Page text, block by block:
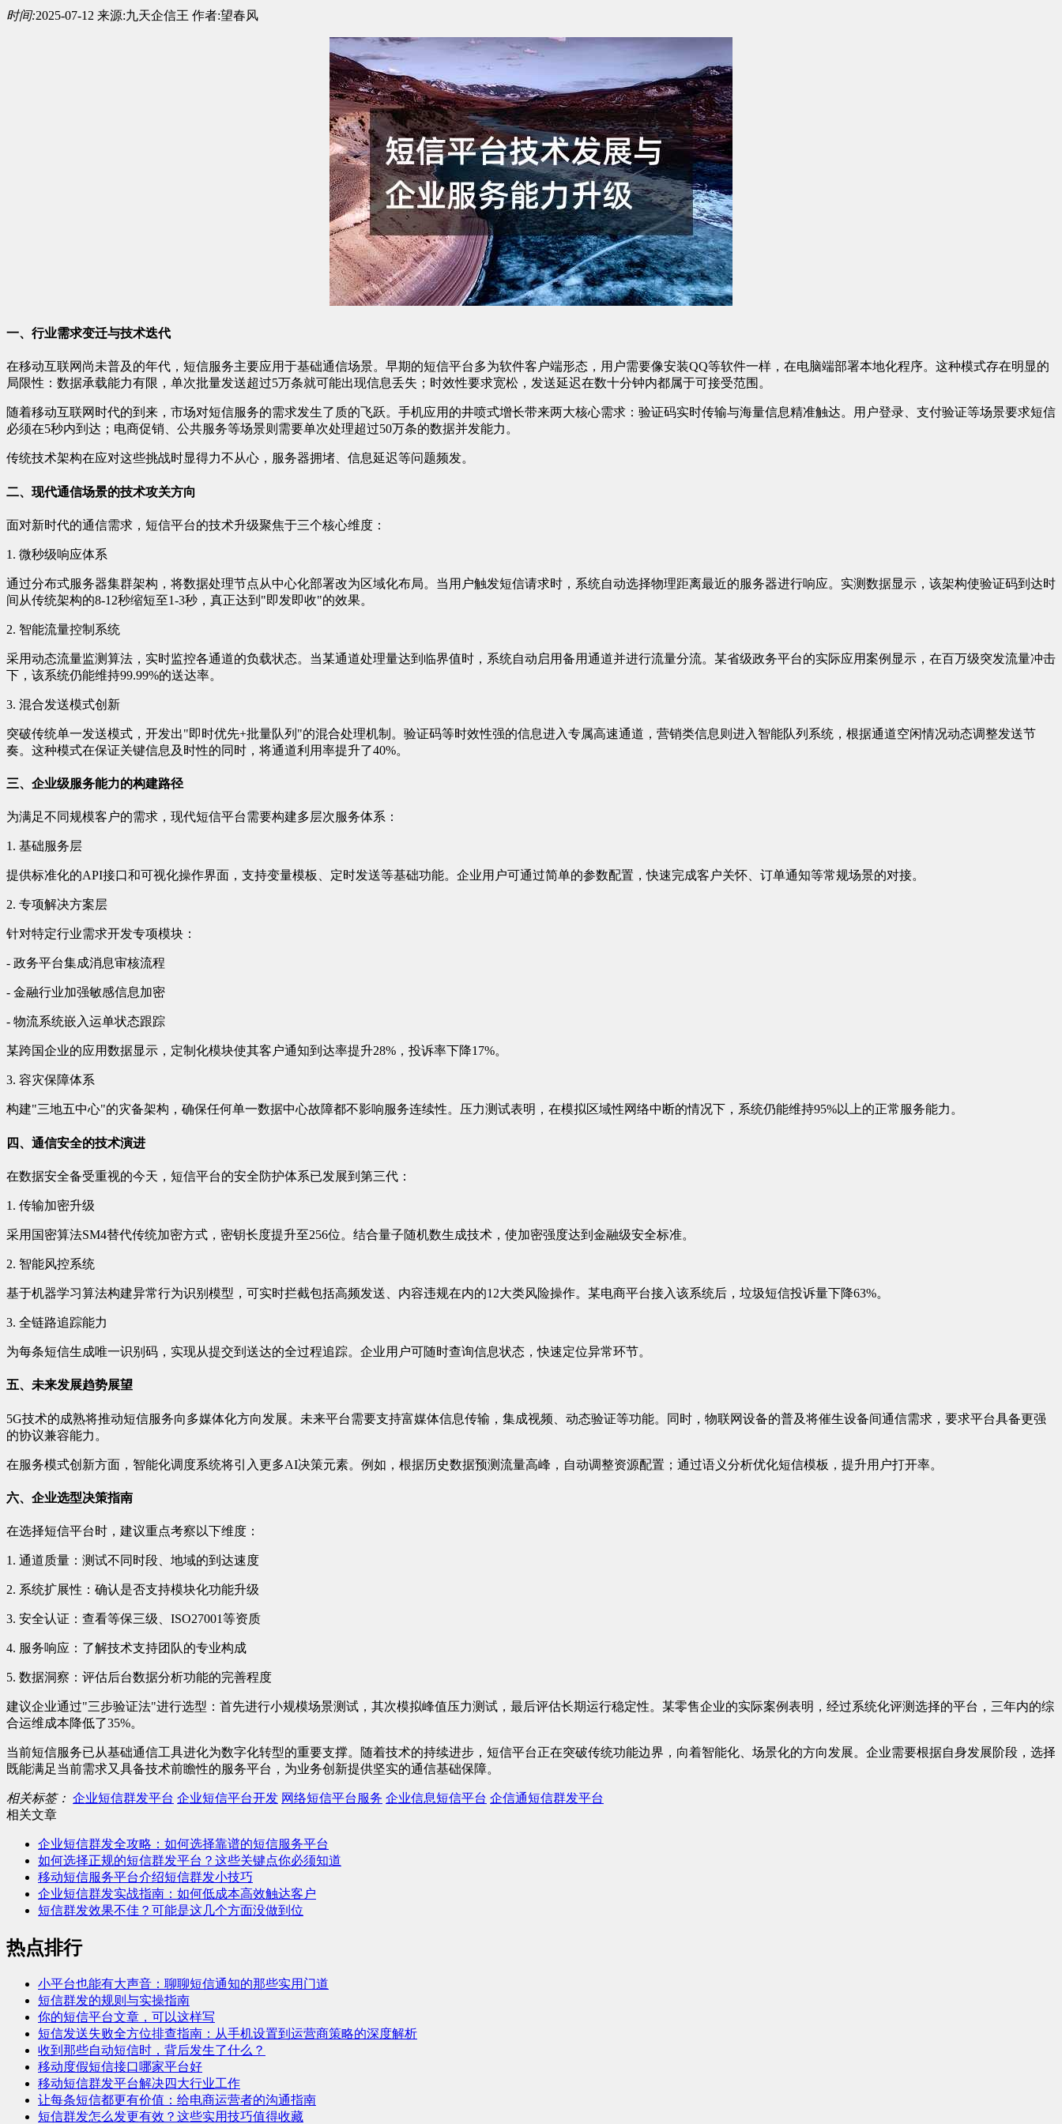
时间:2025-07-12 来源:九天企信王 作者:望春风
一、行业需求变迁与技术迭代
在移动互联网尚未普及的年代，短信服务主要应用于基础通信场景。早期的短信平台多为软件客户端形态，用户需要像安装QQ等软件一样，在电脑端部署本地化程序。这种模式存在明显的
局限性：数据承载能力有限，单次批量发送超过5万条就可能出现信息丢失；时效性要求宽松，发送延迟在数十分钟内都属于可接受范围。
随着移动互联网时代的到来，市场对短信服务的需求发生了质的飞跃。手机应用的井喷式增长带来两大核心需求：验证码实时传输与海量信息精准触达。用户登录、支付验证等场景要求短信
必须在5秒内到达；电商促销、公共服务等场景则需要单次处理超过50万条的数据并发能力。
传统技术架构在应对这些挑战时显得力不从心，服务器拥堵、信息延迟等问题频发。
二、现代通信场景的技术攻关方向
面对新时代的通信需求，短信平台的技术升级聚焦于三个核心维度：
1. 微秒级响应体系
通过分布式服务器集群架构，将数据处理节点从中心化部署改为区域化布局。当用户触发短信请求时，系统自动选择物理距离最近的服务器进行响应。实测数据显示，该架构使验证码到达时
间从传统架构的8-12秒缩短至1-3秒，真正达到"即发即收"的效果。
2. 智能流量控制系统
采用动态流量监测算法，实时监控各通道的负载状态。当某通道处理量达到临界值时，系统自动启用备用通道并进行流量分流。某省级政务平台的实际应用案例显示，在百万级突发流量冲击
下，该系统仍能维持99.99%的送达率。
3. 混合发送模式创新
突破传统单一发送模式，开发出"即时优先+批量队列"的混合处理机制。验证码等时效性强的信息进入专属高速通道，营销类信息则进入智能队列系统，根据通道空闲情况动态调整发送节
奏。这种模式在保证关键信息及时性的同时，将通道利用率提升了40%。
三、企业级服务能力的构建路径
为满足不同规模客户的需求，现代短信平台需要构建多层次服务体系：
1. 基础服务层
提供标准化的API接口和可视化操作界面，支持变量模板、定时发送等基础功能。企业用户可通过简单的参数配置，快速完成客户关怀、订单通知等常规场景的对接。
2. 专项解决方案层
针对特定行业需求开发专项模块：
- 政务平台集成消息审核流程
- 金融行业加强敏感信息加密
- 物流系统嵌入运单状态跟踪
某跨国企业的应用数据显示，定制化模块使其客户通知到达率提升28%，投诉率下降17%。
3. 容灾保障体系
构建"三地五中心"的灾备架构，确保任何单一数据中心故障都不影响服务连续性。压力测试表明，在模拟区域性网络中断的情况下，系统仍能维持95%以上的正常服务能力。
四、通信安全的技术演进
在数据安全备受重视的今天，短信平台的安全防护体系已发展到第三代：
1. 传输加密升级
采用国密算法SM4替代传统加密方式，密钥长度提升至256位。结合量子随机数生成技术，使加密强度达到金融级安全标准。
2. 智能风控系统
基于机器学习算法构建异常行为识别模型，可实时拦截包括高频发送、内容违规在内的12大类风险操作。某电商平台接入该系统后，垃圾短信投诉量下降63%。
3. 全链路追踪能力
为每条短信生成唯一识别码，实现从提交到送达的全过程追踪。企业用户可随时查询信息状态，快速定位异常环节。
五、未来发展趋势展望
5G技术的成熟将推动短信服务向多媒体化方向发展。未来平台需要支持富媒体信息传输，集成视频、动态验证等功能。同时，物联网设备的普及将催生设备间通信需求，要求平台具备更强
的协议兼容能力。
在服务模式创新方面，智能化调度系统将引入更多AI决策元素。例如，根据历史数据预测流量高峰，自动调整资源配置；通过语义分析优化短信模板，提升用户打开率。
六、企业选型决策指南
在选择短信平台时，建议重点考察以下维度：
1. 通道质量：测试不同时段、地域的到达速度
2. 系统扩展性：确认是否支持模块化功能升级
3. 安全认证：查看等保三级、ISO27001等资质
4. 服务响应：了解技术支持团队的专业构成
5. 数据洞察：评估后台数据分析功能的完善程度
建议企业通过"三步验证法"进行选型：首先进行小规模场景测试，其次模拟峰值压力测试，最后评估长期运行稳定性。某零售企业的实际案例表明，经过系统化评测选择的平台，三年内的综
合运维成本降低了35%。
当前短信服务已从基础通信工具进化为数字化转型的重要支撑。随着技术的持续进步，短信平台正在突破传统功能边界，向着智能化、场景化的方向发展。企业需要根据自身发展阶段，选择
既能满足当前需求又具备技术前瞻性的服务平台，为业务创新提供坚实的通信基础保障。
相关标签： 企业短信群发平台 企业短信平台开发 网络短信平台服务 企业信息短信平台 企信通短信群发平台
相关文章
企业短信群发全攻略：如何选择靠谱的短信服务平台
如何选择正规的短信群发平台？这些关键点你必须知道
移动短信服务平台介绍短信群发小技巧
企业短信群发实战指南：如何低成本高效触达客户
短信群发效果不佳？可能是这几个方面没做到位
热点排行
小平台也能有大声音：聊聊短信通知的那些实用门道
短信群发的规则与实操指南
你的短信平台文章，可以这样写
短信发送失败全方位排查指南：从手机设置到运营商策略的深度解析
收到那些自动短信时，背后发生了什么？
移动度假短信接口哪家平台好
移动短信群发平台解决四大行业工作
让每条短信都更有价值：给电商运营者的沟通指南
短信群发怎么发更有效？这些实用技巧值得收藏